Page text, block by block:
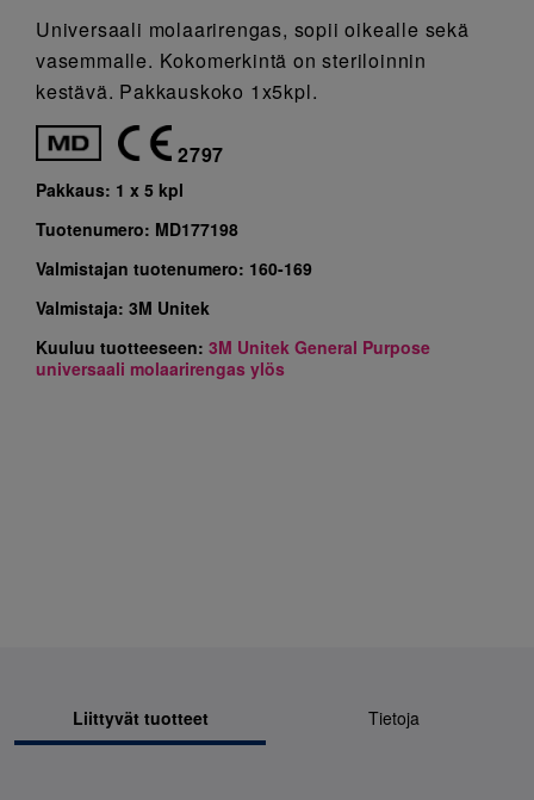
Universaali molaarirengas, sopii oikealle sekä
vasemmalle. Kokomerkintä on steriloinnin
kestävä. Pakkauskoko 1x5kpl.
2797
Pakkaus: 1 x 5 kpl
Tuotenumero: MD177198
Valmistajan tuotenumero: 160-169
Valmistaja: 3M Unitek
Kuuluu tuotteeseen: 3M Unitek General Purpose
universaali molaarirengas ylös
Liittyvät tuotteet Tietoja